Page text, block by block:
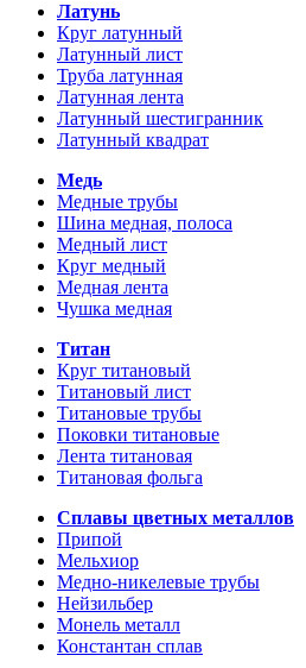
Латунь
Круг латунный
Латунный лист
Труба латунная
Латунная лента
Латунный шестигранник
Латунный квадрат
Медь
Медные трубы
Шина медная, полоса
Медный лист
Круг медный
Медная лента
Чушка медная
Титан
Круг титановый
Титановый лист
Титановые трубы
Поковки титановые
Лента титановая
Титановая фольга
Сплавы цветных металлов
Припой
Мельхиор
Медно-никелевые трубы
Нейзильбер
Монель металл
Константан сплав